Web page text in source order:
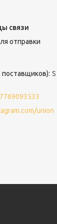
отправки
поставщиков) S
union